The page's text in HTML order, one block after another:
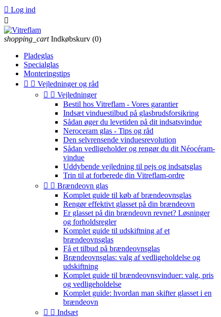
 Log ind

shopping_cart Indkøbskurv (0)
Pladeglas
Specialglas
Monteringstips
  Vejledninger og råd
  Vejledninger
Bestil hos Vitreflam - Vores garantier
Indsæt vinduestilbud på glasbrudsforsikring
Sådan øger du levetiden på dit indsatsvindue
Neroceram glas - Tips og råd
Den selvrensende vinduesrevolution
Sådan vedligeholder og rengør du dit Néocéram-
vindue
Uddybende vejledning til pejs og indsatsglas
Trin til at forberede din Vitreflam-ordre
  Brændeovn glas
Komplet guide til køb af brændeovnsglas
Rengør effektivt glasset på din brændeovn
Er glasset på din brændeovn revnet? Løsninger
og forholdsregler
Komplet guide til udskiftning af et
brændeovnsglas
Få et tilbud på brændeovnsglas
Brændeovnsglas: valg af vedligeholdelse og
udskiftning
Komplet guide til brændeovnsvinduer: valg, pris
og vedligeholdelse
Komplet guide: hvordan man skifter glasset i en
brændeovn
  Indsæt